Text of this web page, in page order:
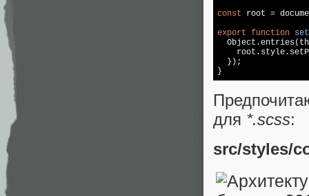
const root =
export function
Object
  });
для *.scss:
src/styles/